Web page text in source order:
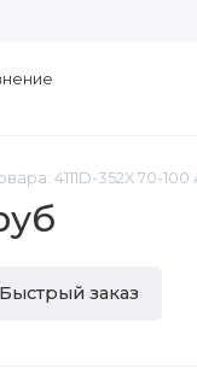
4111D-352X 70-100
Быстрый заказ